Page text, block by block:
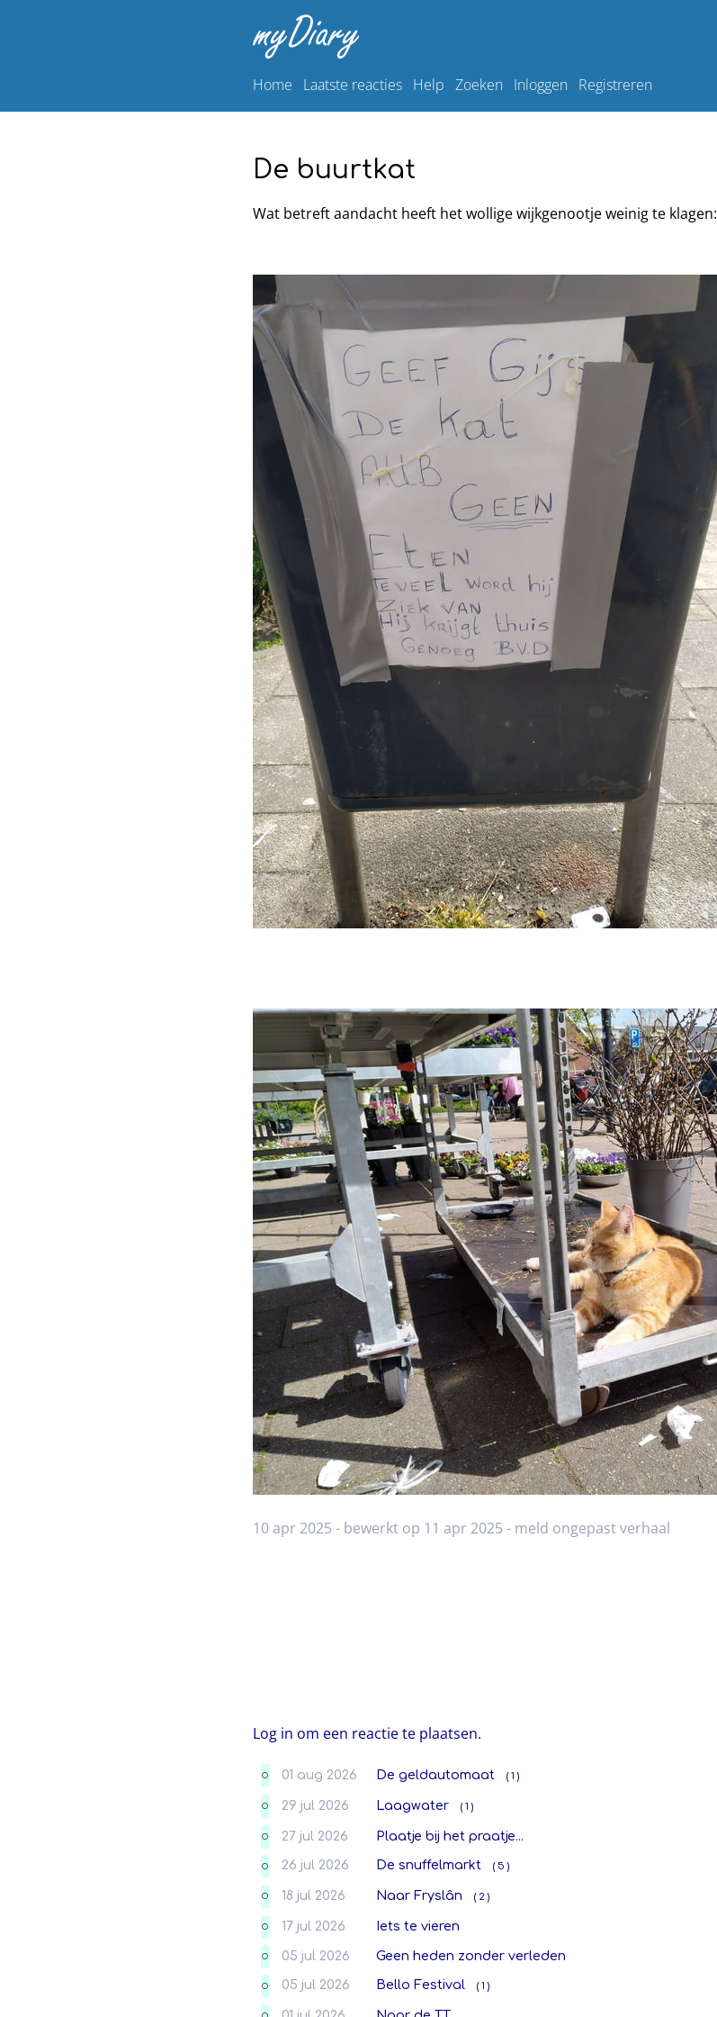
Home Laatste reacties Help Zoeken Inloggen Registreren
De buurtkat
Wat betreft aandacht heeft het wollige wijkgenootje weinig te klagen:
10 apr 2025 - bewerkt op 11 apr 2025 - meld ongepast verhaal
Log in om een reactie te plaatsen.
O 01 aug 2026 De geldautomaat ( 1 )
O 29 jul 2026 Laagwater ( 1 )
O 27 jul 2026 Plaatje bij het praatje...
O 26 jul 2026 De snuffelmarkt ( 5 )
O 18 jul 2026 Naar Fryslân ( 2 )
O 17 jul 2026 Iets te vieren
O 05 jul 2026 Geen heden zonder verleden
O 05 jul 2026 Bello Festival ( 1 )